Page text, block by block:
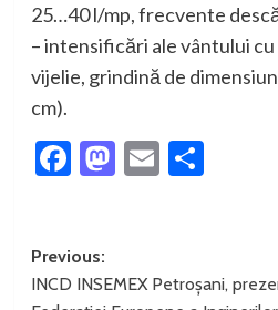
25…40 l/mp, frecvente
– intensificări ale vântului
vijelie, grindină de
cm).
Facebook
Mastodon
Email
Post
navigation
Previous:
INCD INSEMEX Petroșani,